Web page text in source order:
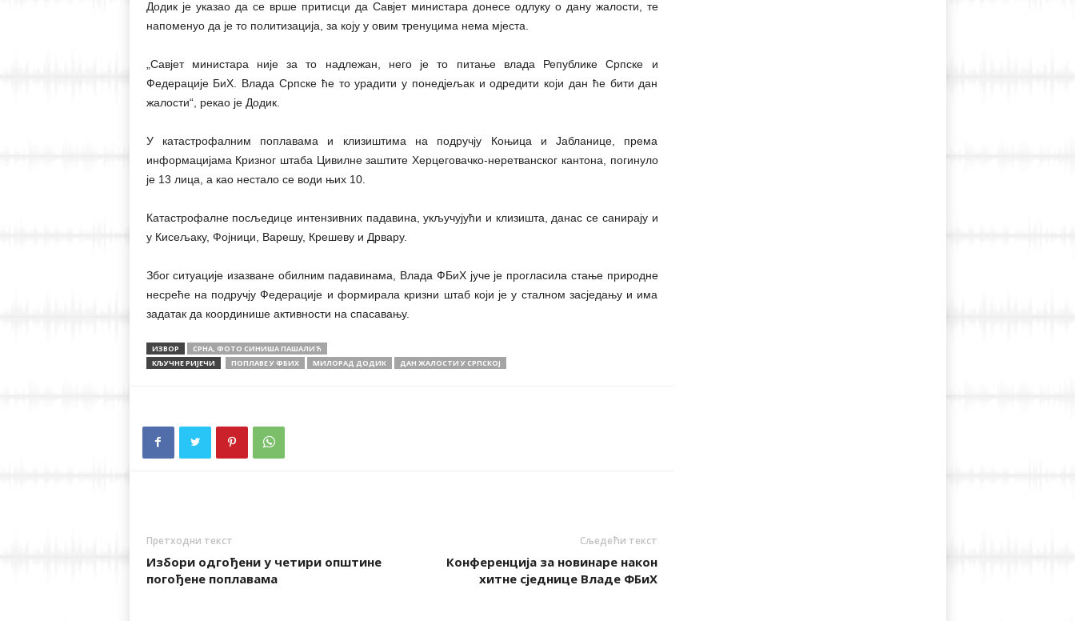
Додик је указао да се врше притисци да Савјет министара донесе одлуку о дану жалости, те
напоменуо да је то политизација, за коју у овим тренуцима нема мјеста.
„Савјет министара није за то надлежан, него је то питање влада Републике Српске и
Федерације БиХ. Влада Српске ће то урадити у понедјељак и одредити који дан ће бити дан
жалости“, рекао је Додик.
У катастрофалним поплавама и клизиштима на подручју Коњица и Јабланице, према
информацијама Кризног штаба Цивилне заштите Херцеговачко-неретванског кантона, погинуло
је 13 лица, а као нестало се води њих 10.
Катастрофалне посљедице интензивних падавина, укључујући и клизишта, данас се санирају и
у Кисељаку, Фојници, Варешу, Крешеву и Дрвару.
Због ситуације изазване обилним падавинама, Влада ФБиХ јуче је прогласила стање природне
несреће на подручју Федерације и формирала кризни штаб који је у сталном засједању и има
задатак да координише активности на спасавању.
ИЗВОР
СРНА, ФОТО СИНИША ПАШАЛИЋ
КЉУЧНЕ РИЈЕЧИ
ПОПЛАВЕ У ФБИХ МИЛОРАД ДОДИК ДАН ЖАЛОСТИ У СРПСКОЈ
Претходни текст
Избори одгођени у четири општине
погођене поплавама
Сљедећи текст
Конференција за новинаре након
хитне сједнице Владе ФБиХ